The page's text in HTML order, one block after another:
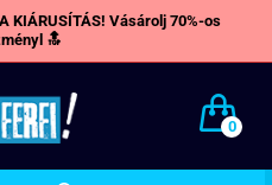
KIÁRUSÍTÁS! Vásárolj 70%-os
🔝
0